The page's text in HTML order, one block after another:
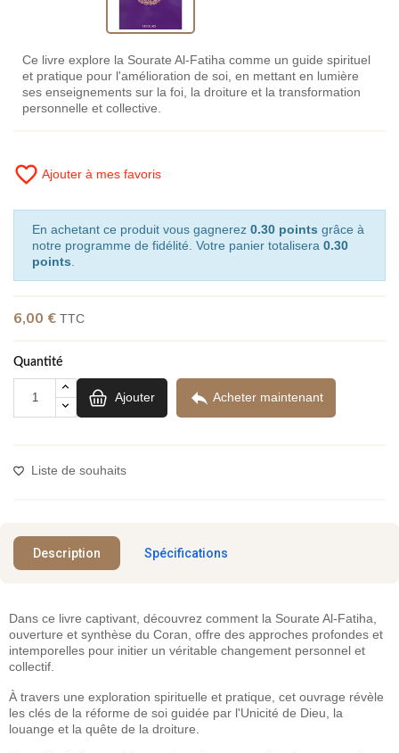
Ce livre explore la Sourate Al-Fatiha comme un guide spirituel
et pratique pour l'amélioration de soi, en mettant en lumière
ses enseignements sur la foi, la droiture et la transformation
personnelle et collective.
favorite_border Ajouter à mes favoris
En achetant ce produit vous gagnerez 0.30 points grâce à
notre programme de fidélité. Votre panier totalisera 0.30
points
6,00 € TTC
Quantité
Ajouter  Acheter maintenant
Liste de souhaits
Description Spécifications
Dans ce livre captivant, découvrez comment la Sourate Al-Fatiha,
ouverture et synthèse du Coran, offre des approches profondes et
intemporelles pour initier un véritable changement personnel et
collectif.
À travers une exploration spirituelle et pratique, cet ouvrage révèle
les clés de la réforme de soi guidée par l'Unicité de Dieu, la
louange et la quête de la droiture.